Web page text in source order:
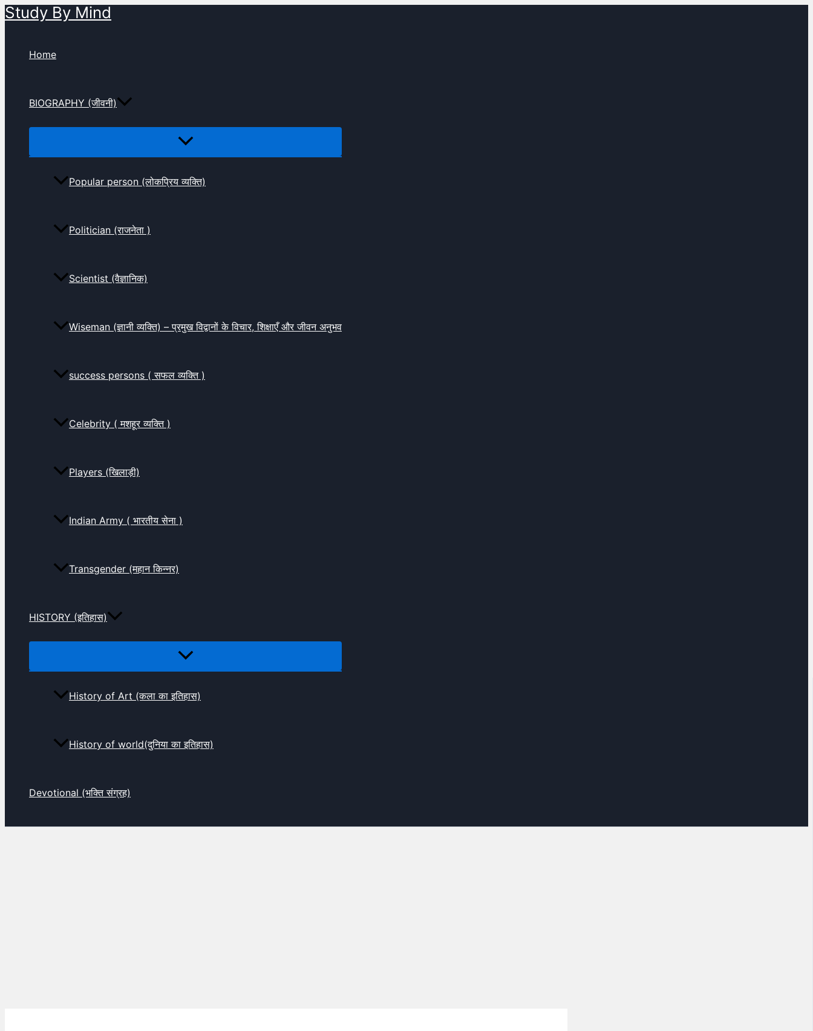
Skip
Study By Mind
Home
BIOGRAPHY (जीवनी)
Popular person (लोकप्रिय व्यक्ति)
Politician (राजनेता )
Scientist (वैज्ञानिक)
Wiseman (ज्ञानी व्यक्ति) – प्रमुख विद्वानों के विचार, शिक्षाएँ और जीवन अनुभव
success persons ( सफल व्यक्ति )
Celebrity ( मशहूर व्यक्ति )
Players (खिलाड़ी)
Indian Army ( भारतीय सेना )
Transgender (महान किन्नर)
HISTORY (इतिहास)
History of Art (कला का इतिहास)
History of world(दुनिया का इतिहास)
Devotional (भक्ति संग्रह)